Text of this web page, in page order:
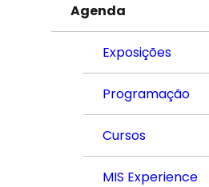
Agenda
Exposições
Programação
Cursos
MIS Experience